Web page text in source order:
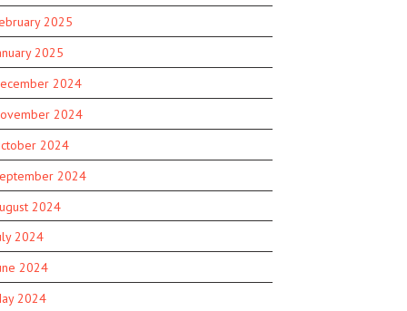
2025
2025
2024
2024
2024
2024
2024
2024
2024
2024